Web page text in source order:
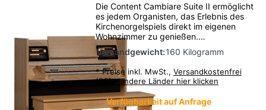
Die Content Cambiare Suite II ermöglicht
es jedem Organisten, das Erlebnis des
Kirchenorgelspiels direkt im eigenen
Wohnzimmer zu genießen.…
Versandgewicht:160 Kilogramm
* Preise inkl. MwSt., Versandkostenfrei
(DE) - andere Länder hier klicken
Verfügbarkeit auf Anfrage